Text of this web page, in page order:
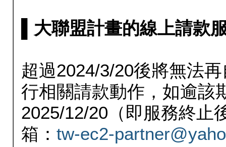
▌大聯盟計畫的線上請款
超過2024/3/20後將無法
行相關請款動作，如逾該
2025/12/20（即服務終止
箱： tw-ec2-